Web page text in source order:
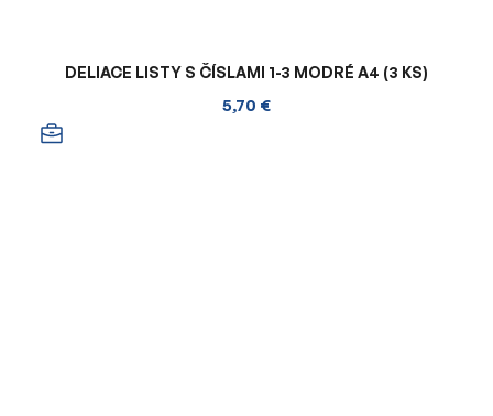
DELIACE LISTY S ČÍSLAMI 1-3 MODRÉ A4 (3 KS)
5,70 €